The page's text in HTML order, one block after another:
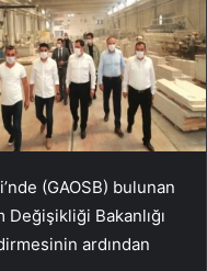
(GAOSB) bulunan
Bakanlığı
ardından